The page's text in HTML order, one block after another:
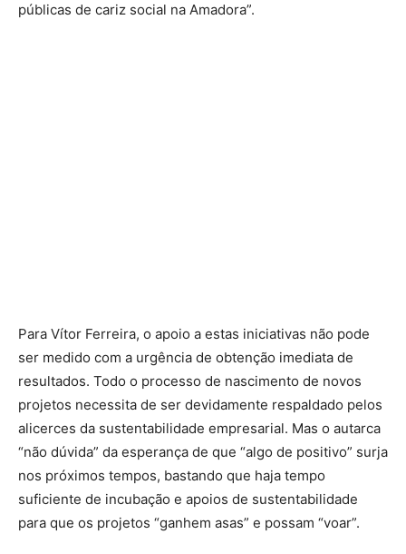
públicas de cariz social na Amadora”.
Para Vítor Ferreira, o apoio a estas iniciativas não pode
ser medido com a urgência de obtenção imediata de
resultados. Todo o processo de nascimento de novos
projetos necessita de ser devidamente respaldado pelos
alicerces da sustentabilidade empresarial. Mas o autarca
“não dúvida” da esperança de que “algo de positivo” surja
nos próximos tempos, bastando que haja tempo
suficiente de incubação e apoios de sustentabilidade
para que os projetos “ganhem asas” e possam “voar”.